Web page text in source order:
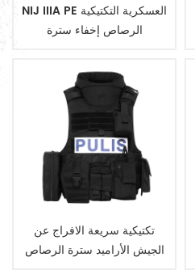
NIJ IIIA PE العسكرية التكتيكية
الرصاص إخفاء سترة
تكتيكية سريعة الافراج عن
الجيش الأراميد سترة الرصاص